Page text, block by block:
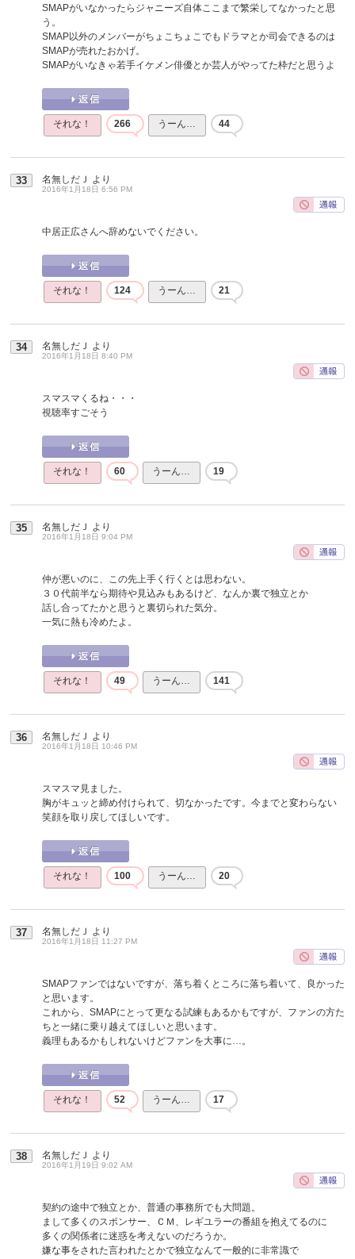
SMAPがいなかったらジャニーズ自体ここまで繁栄してなかったと思
う。
SMAP以外のメンバーがちょこちょこでもドラマとか司会できるのは
SMAPが売れたおかげ。
SMAPがいなきゃ若手イケメン俳優とか芸人がやってた枠だと思うよ
それな！ 266 うーん… 44
33 名無しだＪ より
2016年1月18日 6:56 PM
中居正広さんへ辞めないでください。
それな！ 124 うーん… 21
34 名無しだＪ より
2016年1月18日 8:40 PM
スマスマくるね・・・
視聴率すごそう
それな！ 60 うーん… 19
35 名無しだＪ より
2016年1月18日 9:04 PM
仲が悪いのに、この先上手く行くとは思わない。
３０代前半なら期待や見込みもあるけど、なんか裏で独立とか
話し合ってたかと思うと裏切られた気分。
一気に熱も冷めたよ。
それな！ 49 うーん… 141
36 名無しだＪ より
2016年1月18日 10:46 PM
スマスマ見ました。
胸がキュッと締め付けられて、切なかったです。今までと変わらない
笑顔を取り戻してほしいです。
それな！ 100 うーん… 20
37 名無しだＪ より
2016年1月18日 11:27 PM
SMAPファンではないですが、落ち着くところに落ち着いて、良かった
と思います。
これから、SMAPにとって更なる試練もあるかもですが、ファンの方た
ちと一緒に乗り越えてほしいと思います。
義理もあるかもしれないけどファンを大事に…。
それな！ 52 うーん… 17
38 名無しだＪ より
2016年1月19日 9:02 AM
契約の途中で独立とか、普通の事務所でも大問題。
まして多くのスポンサー、ＣＭ、レギユラーの番組を抱えてるのに
多くの関係者に迷惑を考えないのだろうか。
嫌な事をされた言われたとかで独立なんて一般的に非常識で